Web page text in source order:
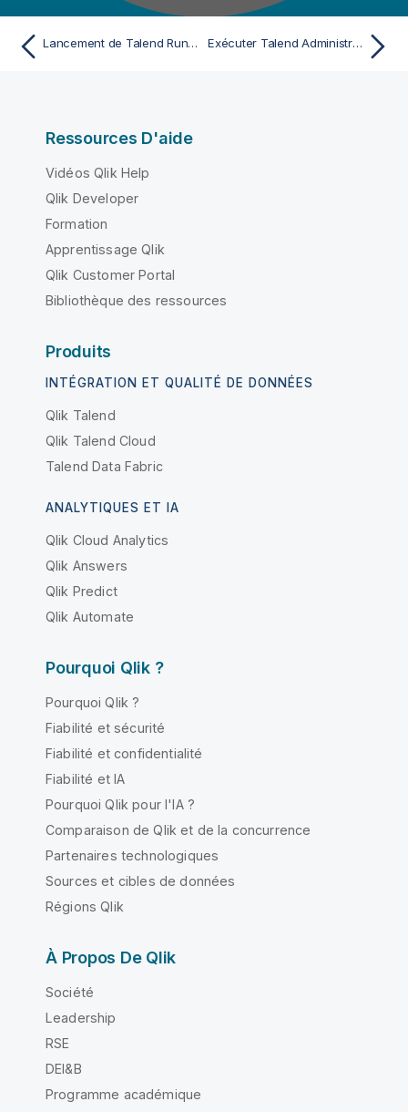
Lancement de Talend Runtime et de ses Services d'infrastructure Exécuter Talend Administration Center
Ressources D'aide
Vidéos Qlik Help
Qlik Developer
Formation
Apprentissage Qlik
Qlik Customer Portal
Bibliothèque des ressources
Produits
INTÉGRATION ET QUALITÉ DE DONNÉES
Qlik Talend
Qlik Talend Cloud
Talend Data Fabric
ANALYTIQUES ET IA
Qlik Cloud Analytics
Qlik Answers
Qlik Predict
Qlik Automate
Pourquoi Qlik ?
Pourquoi Qlik ?
Fiabilité et sécurité
Fiabilité et confidentialité
Fiabilité et IA
Pourquoi Qlik pour l'IA ?
Comparaison de Qlik et de la concurrence
Partenaires technologiques
Sources et cibles de données
Régions Qlik
À Propos De Qlik
Société
Leadership
RSE
DEI&B
Programme académique